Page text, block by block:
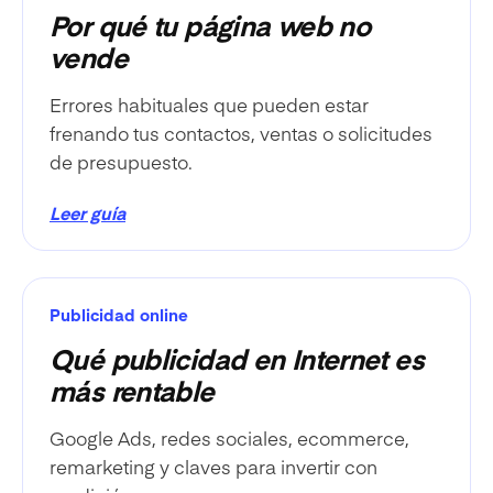
Por qué tu página web no
vende
Errores habituales que pueden estar
frenando tus contactos, ventas o solicitudes
de presupuesto.
Leer guía
Publicidad online
Qué publicidad en Internet es
más rentable
Google Ads, redes sociales, ecommerce,
remarketing y claves para invertir con